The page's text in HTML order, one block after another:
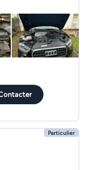
etc )
Particulier